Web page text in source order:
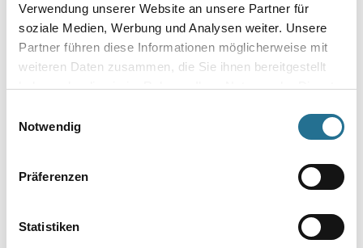
Verwendung unserer Website an unsere Partner für
soziale Medien, Werbung und Analysen weiter. Unsere
Partner führen diese Informationen möglicherweise mit
weiteren Daten zusammen, die Sie ihnen bereitgestellt
haben oder die sie im Rahmen Ihrer Nutzung der Dienste
Notwendig
Präferenzen
Statistiken
Durchmesser in millimeter
Umrechnungsfaktoren